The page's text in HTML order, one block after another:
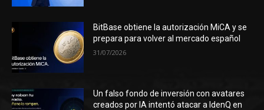
BitBase obtiene la autorización MiCA y se
prepara para volver al mercado español
31/07/2026
Un falso fondo de inversión con avatares
creados por IA intentó atacar a IdenQ en